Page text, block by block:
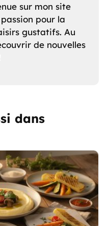
sur mon site
pour la
gustatifs. Au
de nouvelles
dans